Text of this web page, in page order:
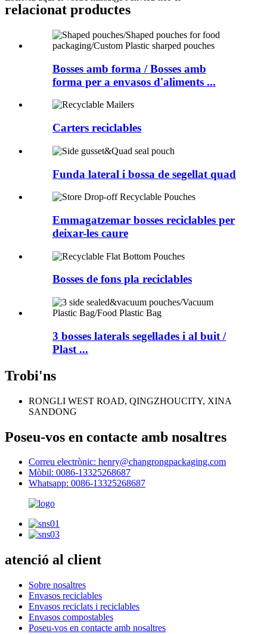
relacionat productes
Bosses amb forma / Bosses amb
forma per a envasos d'aliments ...
Carters reciclables
Funda lateral i bossa de segellat quad
Emmagatzemar bosses reciclables per
deixar-les caure
Bosses de fons pla reciclables
3 bosses laterals segellades i al buit /
Plast ...
Trobi'ns
RONGLI WEST ROAD, QINGZHOUCITY, XINA
SANDONG
Poseu-vos en contacte amb nosaltres
Correu electrònic: henry@changrongpackaging.com
Mòbil: 0086-13325268687
Whatsapp: 0086-13325268687
atenció al client
Sobre nosaltres
Envasos reciclables
Envasos reciclats i reciclables
Envasos compostables
Poseu-vos en contacte amb nosaltres